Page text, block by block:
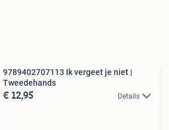
9789402707113 Ik vergeet je niet |
Tweedehands
€ 12,95 Details